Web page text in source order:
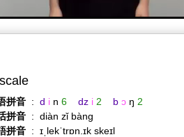
拼音 : d i n 6 dz i 2 b ɔ ŋ 2
拼音 : diàn zǐ bàng
拼音 : ɪˌlekˈtrɒn.ɪk skeɪl